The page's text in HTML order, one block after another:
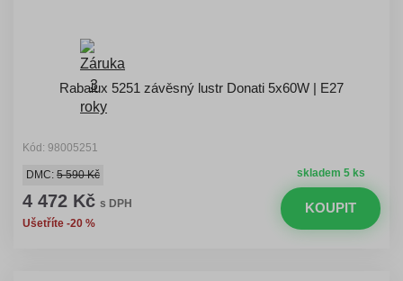
Rabalux 5251 závěsný lustr Donati 5x60W | E27
Kód: 98005251
skladem 5 ks
DMC: 5 590 Kč
4 472 Kč s DPH
Ušetříte -20 %
KOUPIT